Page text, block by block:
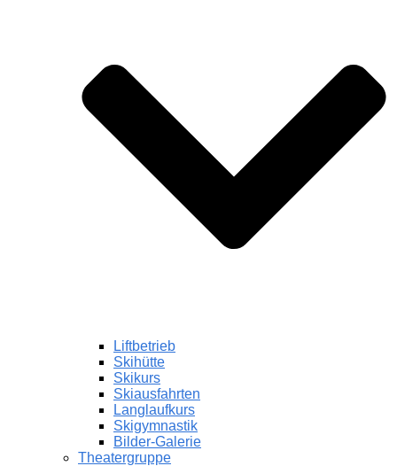
Liftbetrieb
Skihütte
Skikurs
Skiausfahrten
Langlaufkurs
Skigymnastik
Bilder-Galerie
Theatergruppe